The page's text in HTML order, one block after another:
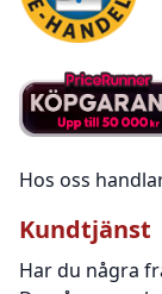
Hos oss
Kundtjänst
Har du några